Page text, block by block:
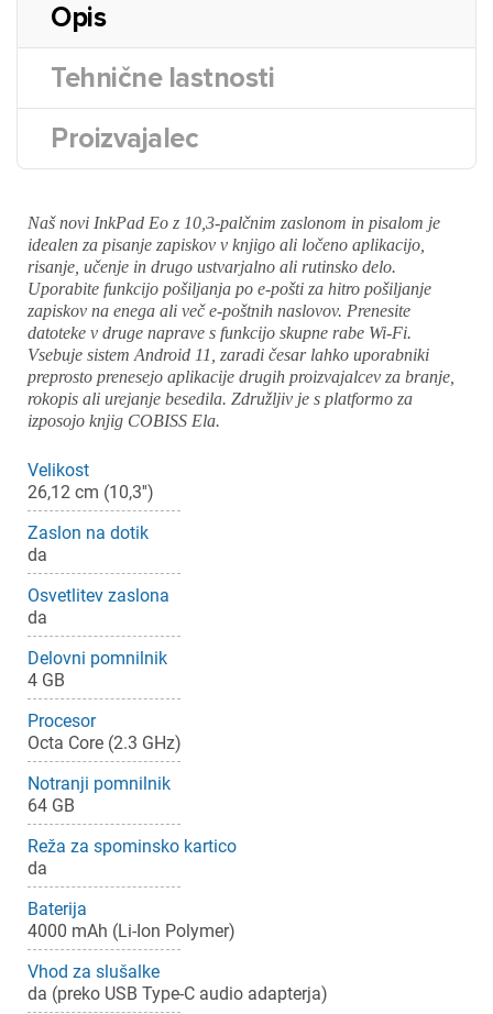
Opis
Tehnične lastnosti
Proizvajalec
Naš novi InkPad Eo z 10,3-palčnim zaslonom in pisalom je
idealen za pisanje zapiskov v knjigo ali ločeno aplikacijo,
risanje, učenje in drugo ustvarjalno ali rutinsko delo.
Uporabite funkcijo pošiljanja po e-pošti za hitro pošiljanje
zapiskov na enega ali več e-poštnih naslovov. Prenesite
datoteke v druge naprave s funkcijo skupne rabe Wi-Fi.
Vsebuje sistem Android 11, zaradi česar lahko uporabniki
preprosto prenesejo aplikacije drugih proizvajalcev za branje,
rokopis ali urejanje besedila. Združljiv je s platformo za
izposojo knjig COBISS Ela.
Velikost
26,12 cm (10,3'')
Zaslon na dotik
da
Osvetlitev zaslona
da
Delovni pomnilnik
4 GB
Procesor
Octa Core (2.3 GHz)
Notranji pomnilnik
64 GB
Reža za spominsko kartico
da
Baterija
4000 mAh (Li-Ion Polymer)
Vhod za slušalke
da (preko USB Type-C audio adapterja)